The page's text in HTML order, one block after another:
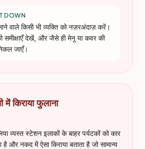
DOWN
वाले किसी भी व्यक्ति को नज़रअंदाज़ करें।
समीक्षाएँ देखें, और जैसे ही मेनू या कवर की
जाएँ।
में किराया फुलाना
व्यस्त स्टेशन इलाकों के बाहर पर्यटकों को कार
है और नकद में ऐसा किराया बताता है जो सामान्य